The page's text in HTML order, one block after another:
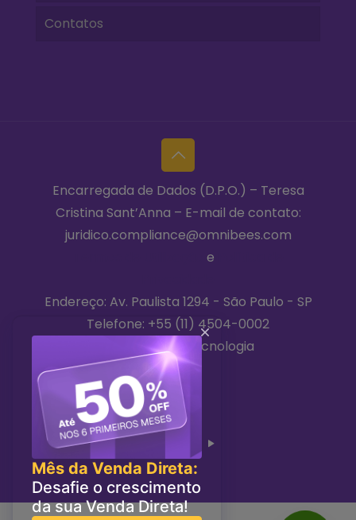
Contatos
Encarregada de Dados (D.P.O.) – Teresa
Cristina Sant’Anna – E-mail de contato:
juridico.compliance@omnibees.com
e
Endereço: Av. Paulista 1294 - São Paulo - SP
Telefone: +55 (11) 4504-0002
2026 © Niara Tecnologia